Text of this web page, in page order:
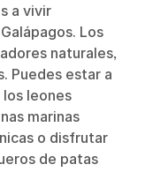
a vivir
Los
naturales,
Puedes estar a
leones
marinas
o disfrutar
de patas